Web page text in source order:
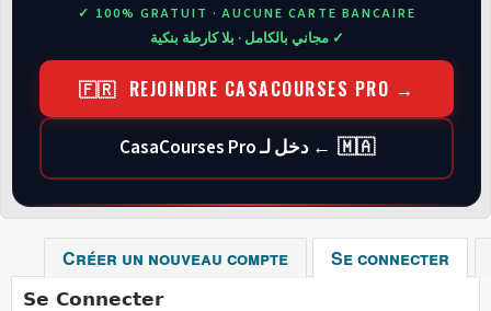
✓ 100% GRATUIT · AUCUNE CARTE BANCAIRE
✓ مجاني بالكامل · بلا كارطة بنكية
🇫🇷 REJOINDRE CASACOURSES PRO →
🇲🇦 ← دخل لـ CasaCourses Pro
Créer un nouveau compte Se connecter
Se Connecter